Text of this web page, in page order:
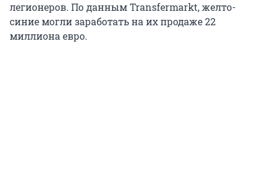
легионеров. По данным Transfermarkt, желто-
синие могли заработать на их продаже 22
миллиона евро.